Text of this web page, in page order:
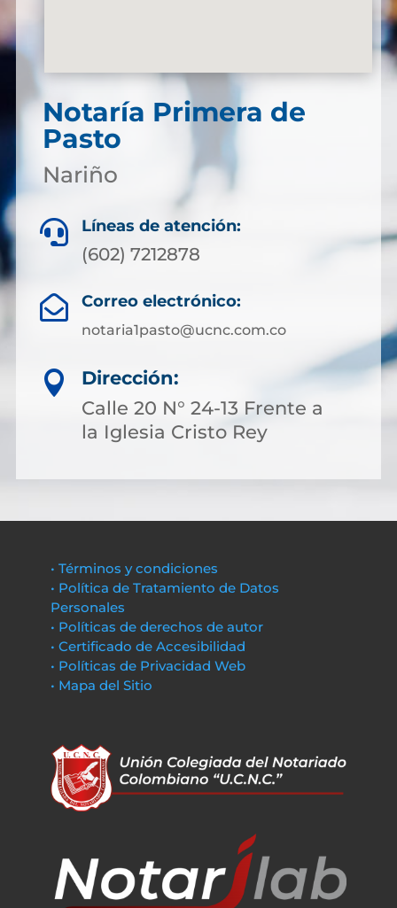
Notaría Primera de
Pasto
Nariño
 Líneas de atención:
(602) 7212878
 Correo electrónico:
notaria1pasto@ucnc.com.co

Dirección:
Calle 20 N° 24-13 Frente a
la Iglesia Cristo Rey
• Términos y condiciones
• Política de Tratamiento de Datos
Personales
• Políticas de derechos de autor
• Certificado de Accesibilidad
• Políticas de Privacidad Web
• Mapa del Sitio